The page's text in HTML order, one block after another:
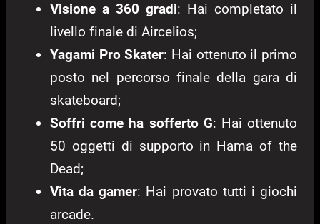
Visione a 360 gradi: Hai completato il
livello finale di Aircelios;
Yagami Pro Skater: Hai ottenuto il primo
posto nel percorso finale della gara di
skateboard;
Soffri come ha sofferto G: Hai ottenuto
50 oggetti di supporto in Hama of the
Dead;
Vita da gamer: Hai provato tutti i giochi
arcade.